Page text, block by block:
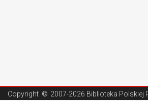
Copyright © 2007-2026 Biblioteka Polskiej